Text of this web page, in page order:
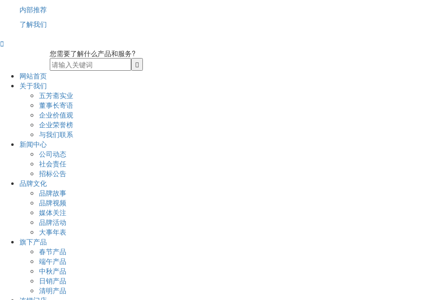
内部推荐
了解我们

您需要了解什么产品和服务?
网站首页
关于我们
五芳斋实业
董事长寄语
企业价值观
企业荣誉榜
与我们联系
新闻中心
公司动态
社会责任
招标公告
品牌文化
品牌故事
品牌视频
媒体关注
品牌活动
大事年表
旗下产品
春节产品
端午产品
中秋产品
日销产品
清明产品